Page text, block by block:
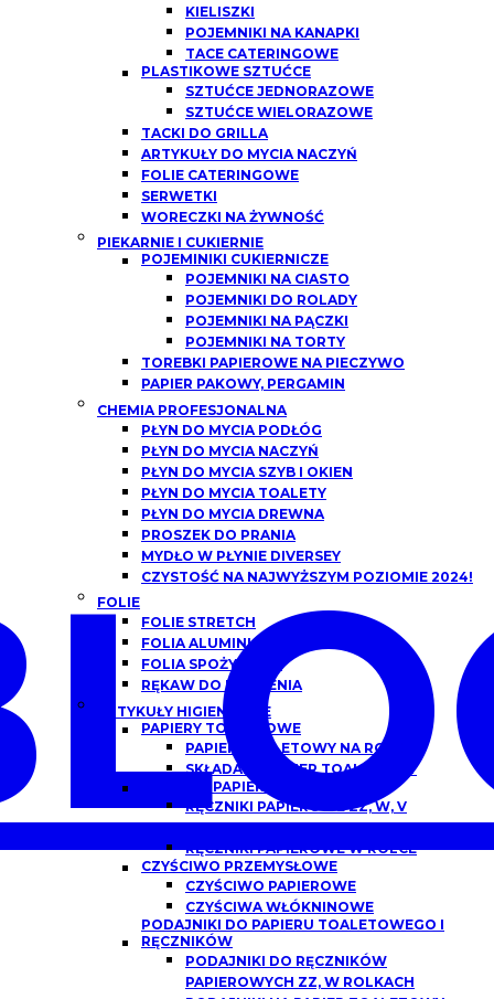
KIELISZKI
POJEMNIKI NA KANAPKI
TACE CATERINGOWE
PLASTIKOWE SZTUĆCE
SZTUĆCE JEDNORAZOWE
SZTUĆCE WIELORAZOWE
TACKI DO GRILLA
ARTYKUŁY DO MYCIA NACZYŃ
FOLIE CATERINGOWE
SERWETKI
WORECZKI NA ŻYWNOŚĆ
PIEKARNIE I CUKIERNIE
POJEMINIKI CUKIERNICZE
POJEMNIKI NA CIASTO
POJEMNIKI DO ROLADY
POJEMNIKI NA PĄCZKI
POJEMNIKI NA TORTY
TOREBKI PAPIEROWE NA PIECZYWO
PAPIER PAKOWY, PERGAMIN
CHEMIA PROFESJONALNA
PŁYN DO MYCIA PODŁÓG
PŁYN DO MYCIA NACZYŃ
PŁYN DO MYCIA SZYB I OKIEN
PŁYN DO MYCIA TOALETY
PŁYN DO MYCIA DREWNA
PROSZEK DO PRANIA
MYDŁO W PŁYNIE DIVERSEY
CZYSTOŚĆ NA NAJWYŻSZYM POZIOMIE 2024!
FOLIE
FOLIE STRETCH
FOLIA ALUMINIOWA
FOLIA SPOŻYWCZA
RĘKAW DO PIECZENIA
ARTYKUŁY HIGIENICZNE
PAPIERY TOALETOWE
PAPIER TOALETOWY NA ROLCE
SKŁADANY PAPIER TOALETOWY
RĘCZNIKI PAPIEROWE
RĘCZNIKI PAPIEROWE ZZ, W, V
SKŁADANE
RĘCZNIKI PAPIEROWE W ROLCE
CZYŚCIWO PRZEMYSŁOWE
CZYŚCIWO PAPIEROWE
CZYŚCIWA WŁÓKNINOWE
PODAJNIKI DO PAPIERU TOALETOWEGO I
RĘCZNIKÓW
PODAJNIKI DO RĘCZNIKÓW
PAPIEROWYCH ZZ, W ROLKACH